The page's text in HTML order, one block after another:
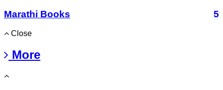
Marathi Books
5
Close
More